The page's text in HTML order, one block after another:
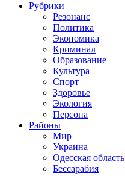
Рубрики
Резонанс
Политика
Экономика
Криминал
Образование
Культура
Спорт
Здоровье
Экология
Персона
Районы
Мир
Украина
Одесская область
Бессарабия